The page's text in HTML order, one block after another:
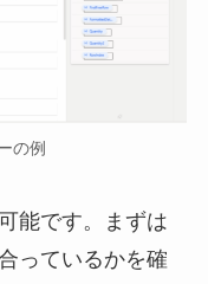
の例
能です。まずは
っているかを確